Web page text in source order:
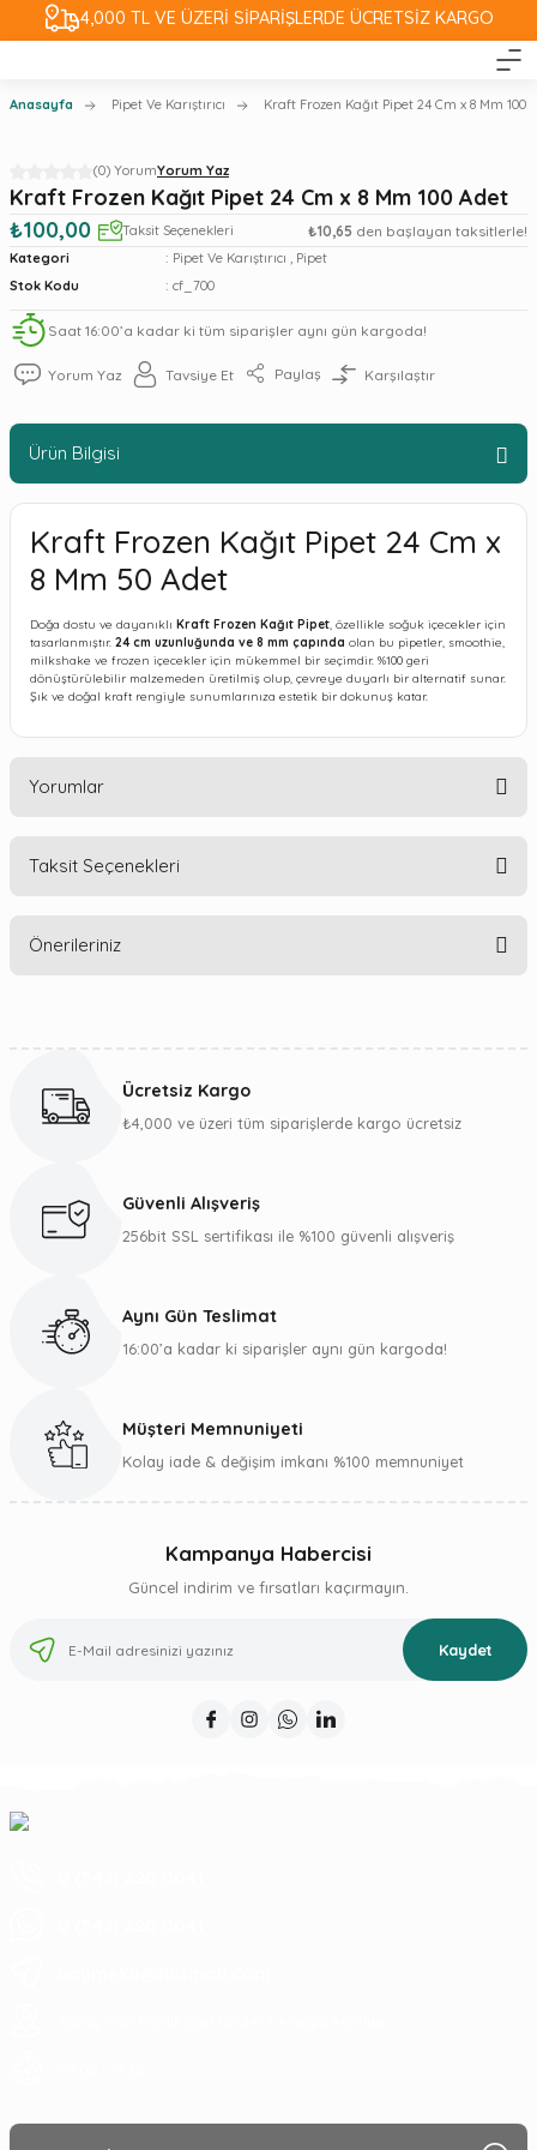
4,000 TL VE ÜZERİ SİPARİŞLERDE ÜCRETSİZ KARGO
Anasayfa Pipet Ve Karıştırıcı Kraft Frozen Kağıt Pipet 24 Cm x 8 Mm 100
(0) YorumYorum Yaz
Kraft Frozen Kağıt Pipet 24 Cm x 8 Mm 100 Adet
₺100,00
Taksit Seçenekleri ₺10,65 den başlayan taksitlerle!
Kategori Pipet Ve Karıştırıcı , Pipet
Stok Kodu
cf_700
Saat 16:00’a kadar ki tüm siparişler aynı gün kargoda!
Yorum Yaz Tavsiye Et Paylaş Karşılaştır
Ürün Bilgisi
Kraft Frozen Kağıt Pipet 24 Cm x
8 Mm 50 Adet
Doğa dostu ve dayanıklı Kraft Frozen Kağıt Pipet, özellikle soğuk içecekler için
tasarlanmıştır. 24 cm uzunluğunda ve 8 mm çapında olan bu pipetler, smoothie,
milkshake ve frozen içecekler için mükemmel bir seçimdir. %100 geri
dönüştürülebilir malzemeden üretilmiş olup, çevreye duyarlı bir alternatif sunar.
Şık ve doğal kraft rengiyle sunumlarınıza estetik bir dokunuş katar.
Yorumlar
Taksit Seçenekleri
Önerileriniz
Görüş ve önerileriniz için teşekkür ederiz.
Ürün bilgilerinde hatalar bulunuyor.
Gönder
Ücretsiz Kargo
₺4,000 ve üzeri tüm siparişlerde kargo ücretsiz
Güvenli Alışveriş
256bit SSL sertifikası ile %100 güvenli alışveriş
Aynı Gün Teslimat
16:00’a kadar ki siparişler aynı gün kargoda!
Müşteri Memnuniyeti
Kolay iade & değişim imkanı %100 memnuniyet
Kampanya Habercisi
Güncel indirim ve fırsatları kaçırmayın.
Kaydet